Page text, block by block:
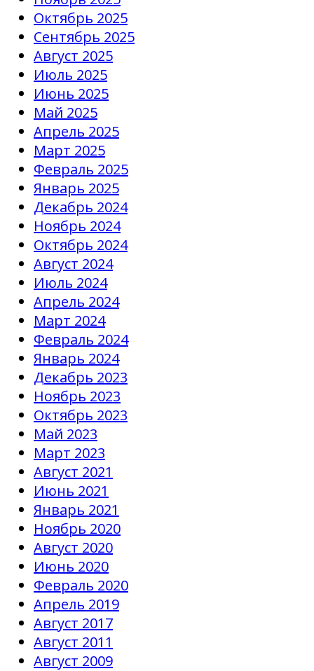
Октябрь 2025
Сентябрь 2025
Август 2025
Июль 2025
Июнь 2025
Май 2025
Апрель 2025
Март 2025
Февраль 2025
Январь 2025
Декабрь 2024
Ноябрь 2024
Октябрь 2024
Август 2024
Июль 2024
Апрель 2024
Март 2024
Февраль 2024
Январь 2024
Декабрь 2023
Ноябрь 2023
Октябрь 2023
Май 2023
Март 2023
Август 2021
Июнь 2021
Январь 2021
Ноябрь 2020
Август 2020
Июнь 2020
Февраль 2020
Апрель 2019
Август 2017
Август 2011
Август 2009